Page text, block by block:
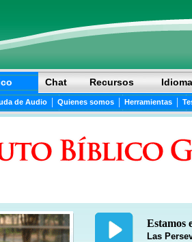
Chat Recursos
de Audio | Quienes somos | Herramientas |
Estamos
Las